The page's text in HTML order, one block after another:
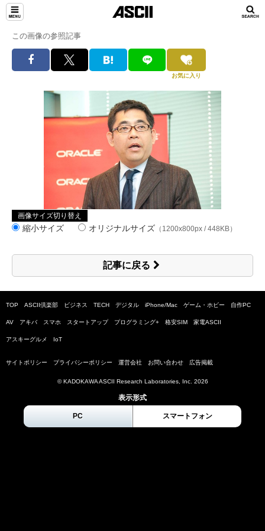
この画像の参照記事
お気に入り
画像サイズ切り替え
縮小サイズ オリジナルサイズ （1200x800px / 448KB）
記事に戻る
TOP ASCII倶楽部 ビジネス TECH デジタル iPhone/Mac ゲーム・ホビー 自作PC
AV アキバ スマホ スタートアップ プログラミング+ 格安SIM 家電ASCII
アスキーグルメ IoT
サイトポリシー プライバシーポリシー 運営会社 お問い合わせ 広告掲載
© KADOKAWA ASCII Research Laboratories, Inc. 2026
表示形式
PC スマートフォン